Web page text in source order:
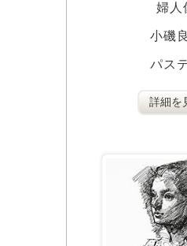
婦人
小磯
パス
詳細を